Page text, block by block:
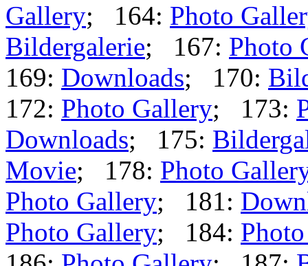
Gallery; 164: Photo
Bildergalerie; 167: Photo
169: Downloads; 170:
172: Photo Gallery; 173:
Downloads; 175:
Movie; 178: Photo
Photo Gallery; 181:
Photo Gallery; 184: